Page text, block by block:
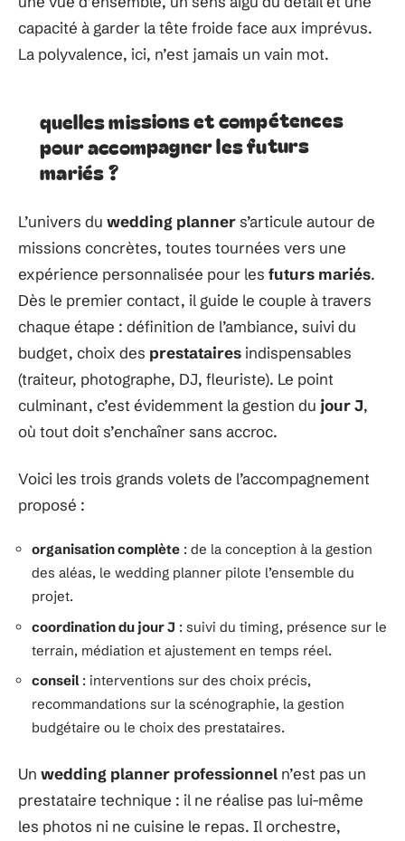
capacité à garder la tête froide face aux imprévus.
La polyvalence, ici, n’est jamais un vain mot.
quelles missions et compétences
pour accompagner les futurs
mariés ?
L’univers du wedding planners’articule autour de
missions concrètes, toutes tournées vers une
expérience personnalisée pour les futurs mariés.
Dès le premier contact, il guide le couple à travers
chaque étape : définition de l’ambiance, suivi du
budget, choix des prestataires indispensables
(traiteur, photographe, DJ, fleuriste). Le point
culminant, c’est évidemment la gestion du jour J,
où tout doit s’enchaîner sans accroc.
Voici les trois grands volets de l’accompagnement
proposé :
organisation complète : de la conception à la gestion
des aléas, le wedding planner pilote l’ensemble du
projet.
coordination du jour J : suivi du timing, présence sur le
terrain, médiation et ajustement en temps réel.
conseil: interventions sur des choix précis,
recommandations sur la scénographie, la gestion
budgétaire ou le choix des prestataires.
Un wedding planner professionnel n’est pas un
prestataire technique : il ne réalise pas lui-même
les photos ni ne cuisine le repas. Il orchestre,